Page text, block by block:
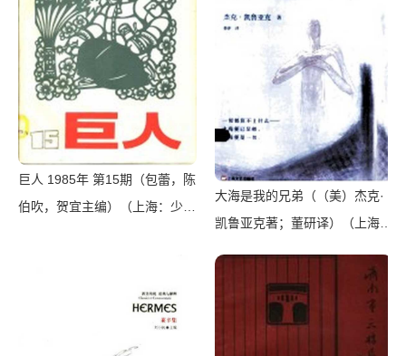
巨人 1985年 第15期（包蕾，陈
伯吹，贺宜主编）（上海：少年
大海是我的兄弟（（美）杰克·
凯鲁亚克著；董研译）（上海：